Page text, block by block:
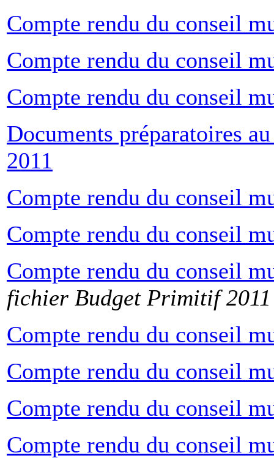
Compte rendu du conseil
Compte rendu du conseil
Compte rendu du conseil
Documents préparatoires
2011
Compte rendu du conseil
Compte rendu du conseil
Compte rendu du conseil
fichier Budget Primitif 2011
Compte rendu du conseil
Compte rendu du conseil
Compte rendu du conseil
Compte rendu du conseil